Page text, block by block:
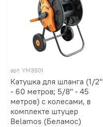
арт. YM3501
Катушка для шланга (1/2"
- 60 метров; 5/8" - 45
метров) с колесами, в
комплекте штуцер
Belamos (Беламос)